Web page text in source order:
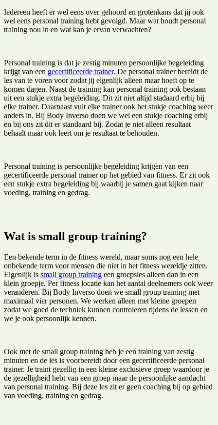
Iedereen heeft er wel eens over gehoord en grotenkans dat jij ook
wel eens personal training hebt gevolgd. Maar wat houdt personal
training nou in en wat kan je ervan verwachten?
Personal training is dat je zestig minuten persoonlijke begeleiding
krijgt van een gecertificeerde trainer. De personal trainer bereidt de
les van te voren voor zodat jij eigenlijk alleen maar hoeft op te
komen dagen. Naast de training kan personal training ook bestaan
uit een stukje extra begeleiding. Dit zit niet altijd stadaard erbij bij
elke trainer. Daarnaast vult elke trainer ook het stukje coaching weer
anders in. Bij Body Inverso doen we wel een stukje coaching erbij
en bij ons zit dit er standaard bij. Zodat je niet alleen resultaat
behaalt maar ook leert om je resultaat te behouden.
Personal training is persoonlijke begeleiding krijgen van een
gecertificeerde personal trainer op het gebied van fitness. Er zit ook
een stukje extra begeleiding bij waarbij je samen gaat kijken naar
voeding, training en gedrag.
Wat is small group training?
Een bekende term in de fitness wereld, maar soms nog een hele
onbekende term voor mensen die niet in het fitness wereldje zitten.
Eigenlijk is small group training een groepsles alleen dan in een
klein groepje. Per fitness locatie kan het aantal deelnemers ook weer
veranderen. Bij Body Inverso doen we small group training met
maximaal vier personen. We werken alleen met kleine groepen
zodat we goed de techniek kunnen controleren tijdens de lessen en
we je ook persoonlijk kennen.
Ook met de small group training heb je een training van zestig
minuten en de les is voorbereidt door een gecertificeerde personal
trainer. Je traint gezellig in een kleine exclusieve groep waardoor je
de gezelligheid hebt van een groep maar de persoonlijke aandacht
van personal training. Bij deze les zit er geen coaching bij op gebied
van voeding, training en gedrag.